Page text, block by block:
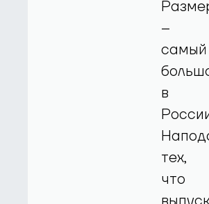
–
самый
в
тех,
что